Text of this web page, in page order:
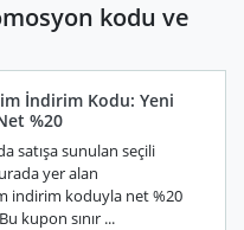
kodu ve
İndirim Kodu: Yeni
%20
satışa sunulan seçili
yer alan
indirim koduyla net %20
kupon sınır ...